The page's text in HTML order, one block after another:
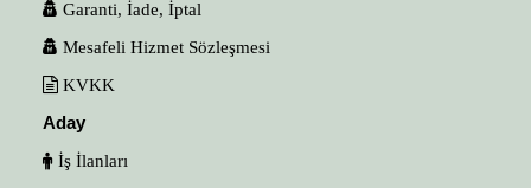
Garanti, İade, İptal
Mesafeli Hizmet Sözleşmesi
KVKK
Aday
İş İlanları